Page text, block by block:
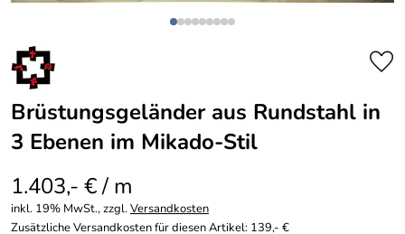
Brüstungsgeländer aus Rundstahl in
3 Ebenen im Mikado-Stil
1.403,- € / m
inkl. 19% MwSt., zzgl.Versandkosten
Zusätzliche Versandkosten für diesen Artikel: 139,- €